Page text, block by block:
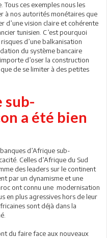
Tous ces exemples nous les
à nos autorités monétaires que
d’une vision claire et cohérente
tunisien. C’est pourquoi
d’une balkanisation
du système bancaire
d’oser la construction
de se limiter à des petites
sub-
a été bien
d’Afrique sub-
Celles d’Afrique du Sud
des leaders sur le continent
par un dynamisme et une
ont connu une modernisation
en plus agressives hors de leur
sont déjà dans la
du faire face aux nouveaux